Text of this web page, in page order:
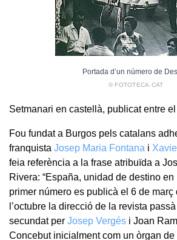
Portada d’un número de
© FOTOTECA.CAT
Setmanari en castellà, publicat entre
Fou fundat a Burgos pels catalans
franquista Josep Maria Fontana i
feia referència a la frase atribuïda a
Rivera: “España, unidad de destino en
primer número es publicà el 6 de març
l’octubre la direcció de la revista passà
secundat per Josep Vergés i Joan
Concebut inicialment com un òrgan de